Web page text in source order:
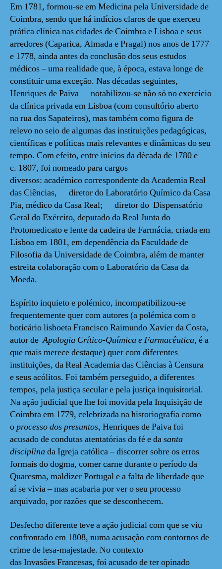
Em 1781, formou-se em Medicina pela Universidade de
Coimbra, sendo que há indícios claros de que exerceu
prática clínica nas cidades de Coimbra e Lisboa e seus
arredores (Caparica, Almada e Pragal) nos anos de 1777
e 1778, ainda antes da conclusão dos seus estudos
médicos – uma realidade que, à época, estava longe de
constituir uma exceção. Nas décadas seguintes,
Henriques de Paiva notabilizou-se não só no exercício
da clínica privada em Lisboa (com consultório aberto
na rua dos Sapateiros), mas também como figura de
relevo no seio de algumas das instituições pedagógicas,
científicas e políticas mais relevantes e dinâmicas do seu
tempo. Com efeito, entre inícios da década de 1780 e
c. 1807, foi nomeado para cargos
diversos: académico correspondente da Academia Real
das Ciências, diretor do Laboratório Químico da Casa
Pia, médico da Casa Real; diretor do Dispensatório
Geral do Exército, deputado da Real Junta do
Protomedicato e lente da cadeira de Farmácia, criada em
Lisboa em 1801, em dependência da Faculdade de
Filosofia da Universidade de Coimbra, além de manter
estreita colaboração com o Laboratório da Casa da
Moeda.
Espírito inquieto e polémico, incompatibilizou-se
frequentemente quer com autores (a polémica com o
boticário lisboeta Francisco Raimundo Xavier da Costa,
autor deApologia Crítico-QuímicaeFarmacêutica, é a
que mais merece destaque) quer com diferentes
instituições, da Real Academia das Ciências à Censura
e seus acólitos. Foi também perseguido, a diferentes
tempos, pela justiça secular e pela justiça inquisitorial.
Na ação judicial que lhe foi movida pela Inquisição de
Coimbra em 1779, celebrizada na historiografia como
oprocesso dos presuntos, Henriques de Paiva foi
acusado de condutas atentatórias da fé e dasanta
disciplinada Igreja católica – discorrer sobre os erros
formais do dogma, comer carne durante o período da
Quaresma, maldizer Portugal e a falta de liberdade que
aí se vivia – mas acabaria por ver o seu processo
arquivado, por razões que se desconhecem.
Desfecho diferente teve a ação judicial com que se viu
confrontado em 1808, numa acusação com contornos de
crime de lesa-majestade. No contexto
das Invasões Francesas, foi acusado de ter opinado